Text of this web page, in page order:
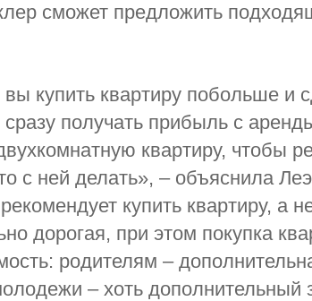
сможет предложить
купить квартиру побольше и
получать прибыль с
квартиру, чтобы
с ней делать», – объяснила
купить квартиру, а
дорогая, при этом покупка
родителям –
– хоть дополнительный